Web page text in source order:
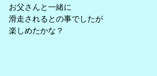
お父さんと一緒に
滑走されるとの事でしたが
楽しめたかな？